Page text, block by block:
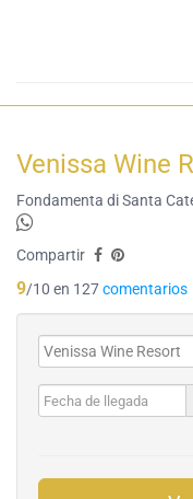
Venissa Wine
Fondamenta di Santa
Compartir
9/10 en 127comentarios